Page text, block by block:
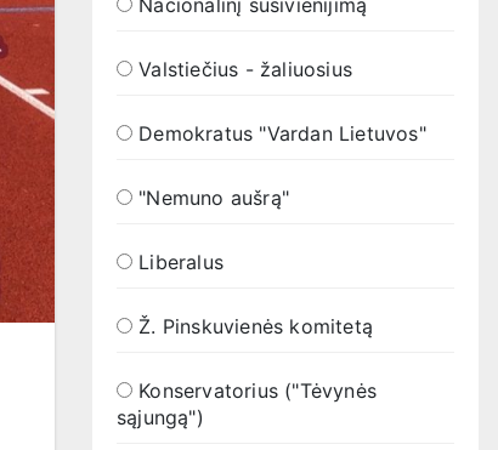
Nacionalinį susivienijimą
Valstiečius - žaliuosius
Demokratus "Vardan Lietuvos"
"Nemuno aušrą"
Liberalus
Ž. Pinskuvienės komitetą
Konservatorius ("Tėvynės
sąjungą")